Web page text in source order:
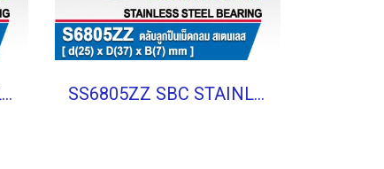
SS6906ZZ SBC STAINLESS BALL BEARING Stainless Type SS6805ZZ SBC STAINLESS BALL BEARING Stainless Type